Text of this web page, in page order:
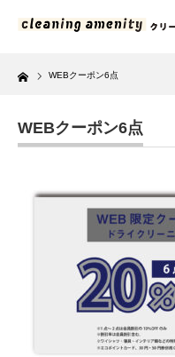
Home WEBクーポン6点
WEBクーポン6点